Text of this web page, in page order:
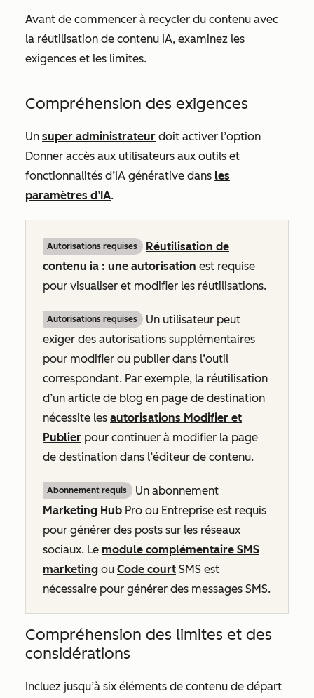
Avant de commencer à recycler du contenu avec
la réutilisation de contenu IA, examinez les
exigences et les limites.
Compréhension des exigences
Un super administrateur doit activer l’option
Donner accès aux utilisateurs aux outils et
fonctionnalités d’IA générative dans les
paramètres d’IA.
Autorisations requises
Réutilisation de
contenu ia : une autorisation est requise
pour visualiser et modifier les réutilisations.
Autorisations requises
Un utilisateur peut
exiger des autorisations supplémentaires
pour modifier ou publier dans l’outil
correspondant. Par exemple, la réutilisation
d’un article de blog en page de destination
nécessite les autorisations Modifier et
Publier pour continuer à modifier la page
de destination dans l’éditeur de contenu.
Abonnement requis
Un abonnement
Marketing Hub Pro ou Entreprise est requis
pour générer des posts sur les réseaux
sociaux. Le module complémentaire SMS
marketing ou Code court SMS est
nécessaire pour générer des messages SMS.
Compréhension des limites et des
considérations
Incluez jusqu’à six éléments de contenu de départ